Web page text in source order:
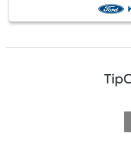
Android Auto, Apple
ambientní osvětlení
lusterka, podgrzewane